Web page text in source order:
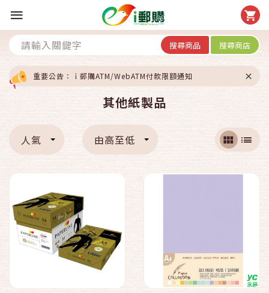
搜尋商品 搜尋商店
重要公告：ｉ郵購ATM/WebATM付款限額通知
其他紙製品
人氣 由高至低